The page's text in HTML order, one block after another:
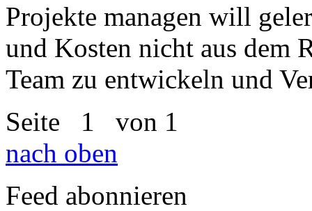
Projekte managen will
und Kosten nicht aus dem
Team zu entwickeln und
Seite 1 von 1
nach oben
Feed abonnieren